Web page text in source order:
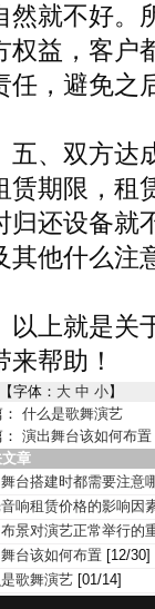
然就不好。
权益，客户
任，避免之
双方达成
赁期限，租
归还设备就
其他什么注
就是关于
来帮助！
【字体： 大 中 小】
什么是歌舞演艺
演出舞台该如何布置
章
台搭建时都需要注意
响租赁价格的影响因
景对演艺正常举行的
台该如何布置 [12/30]
歌舞演艺 [01/14]